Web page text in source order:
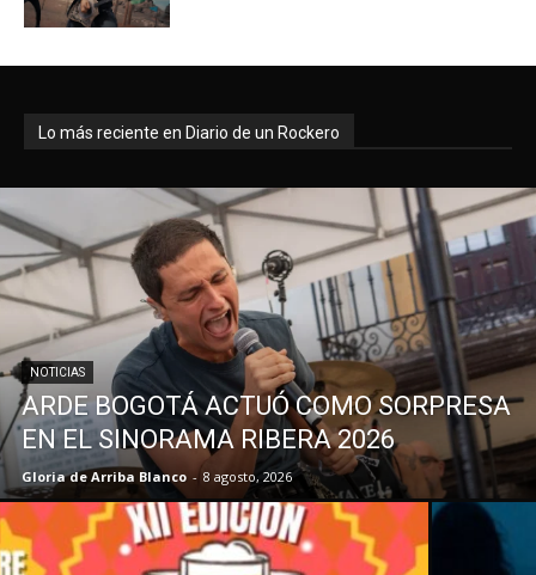
Lo más reciente en Diario de un Rockero
NOTICIAS
ARDE BOGOTÁ ACTUÓ COMO SORPRESA
EN EL SINORAMA RIBERA 2026
Gloria de Arriba Blanco - 8 agosto, 2026